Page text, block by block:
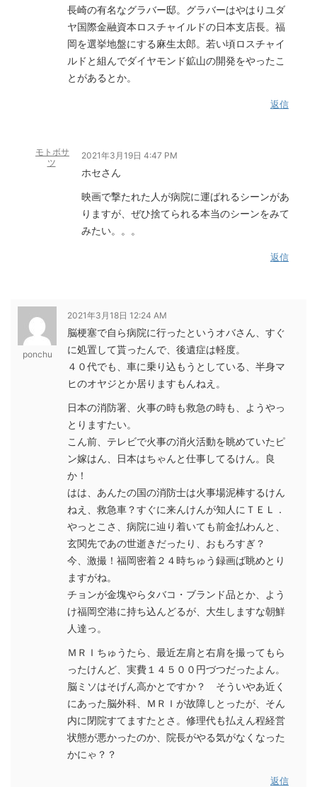
長崎の有名なグラバー邸。グラバーはやはりユダ
ヤ国際金融資本ロスチャイルドの日本支店長。福
岡を選挙地盤にする麻生太郎。若い頃ロスチャイ
ルドと組んでダイヤモンド鉱山の開発をやったこ
とがあるとか。
返信
モトボサ
ツ
2021年3月19日 4:47 PM
ホセさん
映画で撃たれた人が病院に運ばれるシーンがあ
りますが、ぜひ捨てられる本当のシーンをみて
みたい。。。
返信
ponchu
2021年3月18日 12:24 AM
脳梗塞で自ら病院に行ったというオバさん、すぐ
に処置して貰ったんで、後遺症は軽度。
４０代でも、車に乗り込もうとしている、半身マ
ヒのオヤジとか居りますもんねえ。
日本の消防署、火事の時も救急の時も、ようやっ
とりますたい。
こん前、テレビで火事の消火活動を眺めていたピ
ン嫁はん、日本はちゃんと仕事してるけん。良
か！
はは、あんたの国の消防士は火事場泥棒するけん
ねえ、救急車？すぐに来んけんが知人にＴＥＬ．
やっとこさ、病院に辿り着いても前金払わんと、
玄関先であの世逝きだったり、おもろすぎ？
今、激撮！福岡密着２４時ちゅう録画ば眺めとり
ますがね。
チョンが金塊やらタバコ・ブランド品とか、よう
け福岡空港に持ち込んどるが、大生しますな朝鮮
人達っ。
ＭＲＩちゅうたら、最近左肩と右肩を撮ってもら
ったけんど、実費１４５００円づつだったよん。
脳ミソはそげん高かとですか？ そういやあ近く
にあった脳外科、ＭＲＩが故障しとったが、そん
内に閉院すてますたとさ。修理代も払えん程経営
状態が悪かったのか、院長がやる気がなくなった
かにゃ？？
返信